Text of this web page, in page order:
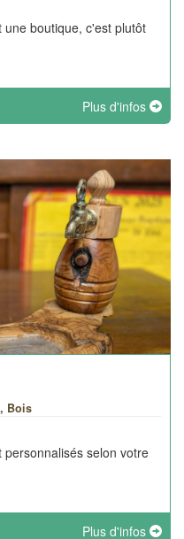
boutique, c'est plutôt
Plus d'infos
Bois
selon votre
Plus d'infos